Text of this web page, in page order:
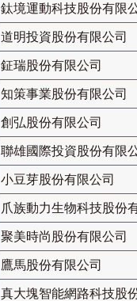
鈦境運動科技股份有限
道明投資股份有限公司
鉦瑞股份有限公司
知策事業股份有限公司
創弘股份有限公司
聯雄國際投資股份有限
小豆芽股份有限公司
爪族動力生物科技股份
聚美時尚股份有限公司
鷹馬股份有限公司
真大塊智能網路科技股